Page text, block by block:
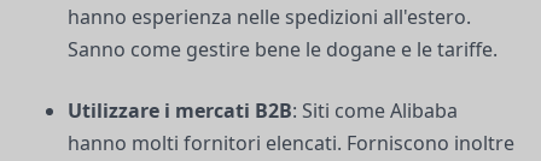
hanno esperienza nelle spedizioni all'estero.
Sanno come gestire bene le dogane e le tariffe.
Utilizzare i mercati B2B: Siti come Alibaba
hanno molti fornitori elencati. Forniscono inoltre